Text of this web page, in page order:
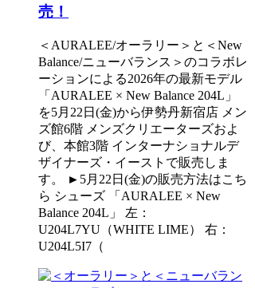
売！
＜AURALEE/オーラリー＞と＜New
Balance/ニューバランス＞のコラボレ
ーションによる2026年の最新モデル
「AURALEE × New Balance 204L」
を5月22日(金)から伊勢丹新宿店 メン
ズ館6階 メンズクリエーターズおよ
び、本館3階 インターナショナルデ
ザイナーズ・イーストで販売しま
す。 ►5月22日(金)の販売方法はこち
ら シューズ 「AURALEE × New
Balance 204L」 左：
U204L7YU（WHITE LIME） 右：
U204L5I7（